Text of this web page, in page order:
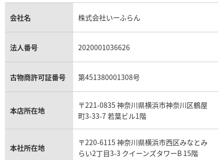
金貨買取
貴金属買取
銀・シルバー買取
パラジウム買取
トパーズ買取
タンザナイト買取
キャッツアイ買取
アクアマリン買取
パテック フィリップノーチラス買取
ヴァシュロン・コンスタンタン買取
オメガ買取
カルティエ買取
フランク ミュラー買取
リシャール・ミル買取
パネライ買取
チューダー（チュードル）買取
シャネル マトラッセ買取
セリーヌ買取
プラダ買取
ショーメ買取
ダミアーニ買取
モーブッサン買取
会社名 株式会社いーふらん
法人番号 2020001036626
古物商許可証番号 第451380001308号
本店所在地
〒221-0835 神奈川県横浜市神奈川区鶴屋
町3-33-7 若葉ビル1階
本社所在地
〒220-6115 神奈川県横浜市西区みなとみ
らい2丁目3-3 クイーンズタワーB 15階